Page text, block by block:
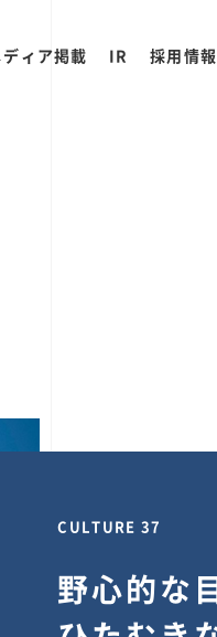
ィア掲載 IR 採用情報